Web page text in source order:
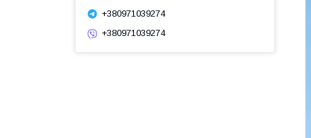
+380971039274
+380971039274